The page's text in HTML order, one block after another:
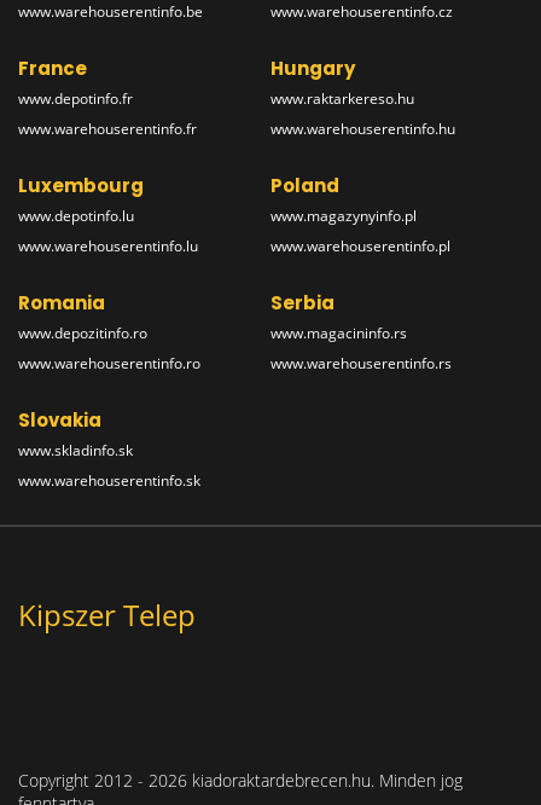
www.warehouserentinfo.be
www.warehouserentinfo.cz
France
www.depotinfo.fr
www.warehouserentinfo.fr
Hungary
www.raktarkereso.hu
www.warehouserentinfo.hu
Luxembourg
www.depotinfo.lu
www.warehouserentinfo.lu
Poland
www.magazynyinfo.pl
www.warehouserentinfo.pl
Romania
www.depozitinfo.ro
www.warehouserentinfo.ro
Serbia
www.magacininfo.rs
www.warehouserentinfo.rs
Slovakia
www.skladinfo.sk
www.warehouserentinfo.sk
Kipszer Telep
Copyright 2012 - 2026 kiadoraktardebrecen.hu. Minden jog